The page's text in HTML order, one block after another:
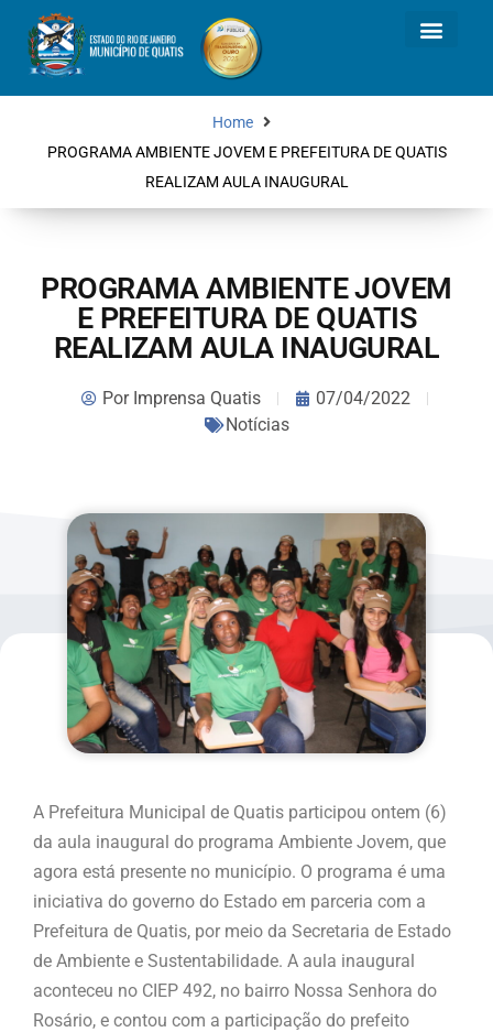
Home
PROGRAMA AMBIENTE JOVEM E PREFEITURA DE QUATIS
REALIZAM AULA INAUGURAL
PROGRAMA AMBIENTE JOVEM
E PREFEITURA DE QUATIS
REALIZAM AULA INAUGURAL
PorImprensa Quatis
07/04/2022
Notícias
A Prefeitura Municipal de Quatis participou ontem (6)
da aula inaugural do programa Ambiente Jovem, que
agora está presente no município. O programa é uma
iniciativa do governo do Estado em parceria com a
Prefeitura de Quatis, por meio da Secretaria de Estado
de Ambiente e Sustentabilidade. A aula inaugural
aconteceu no CIEP 492, no bairro Nossa Senhora do
Rosário, e contou com a participação do prefeito